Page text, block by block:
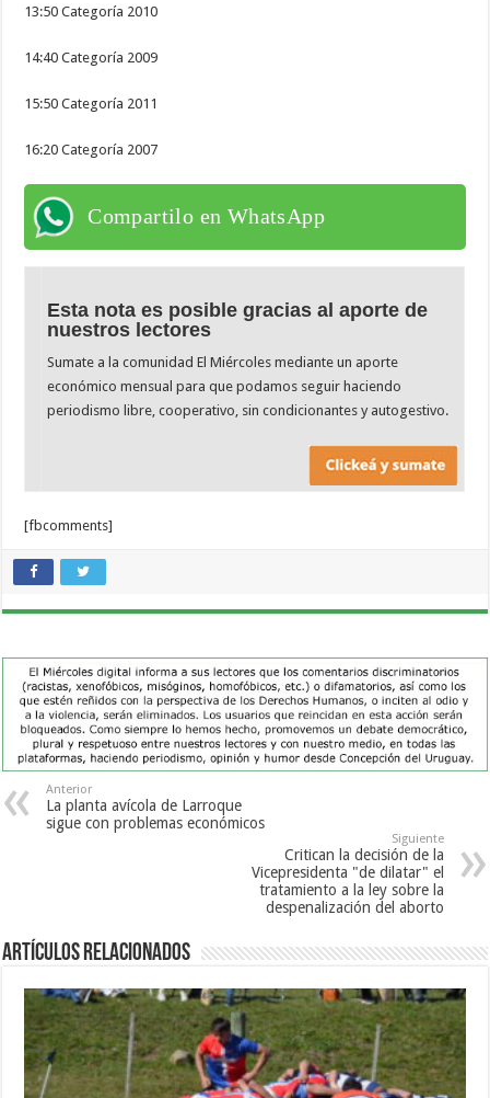
13:50 Categoría 2010
14:40 Categoría 2009
15:50 Categoría 2011
16:20 Categoría 2007
Compartilo en WhatsApp
Esta nota es posible gracias al aporte de
nuestros lectores
Sumate a la comunidad El Miércoles mediante un aporte
económico mensual para que podamos seguir haciendo
periodismo libre, cooperativo, sin condicionantes y autogestivo.
[fbcomments]
Anterior
La planta avícola de Larroque
sigue con problemas económicos
Siguiente
Critican la decisión de la
Vicepresidenta "de dilatar" el
tratamiento a la ley sobre la
despenalización del aborto
Artículos Relacionados